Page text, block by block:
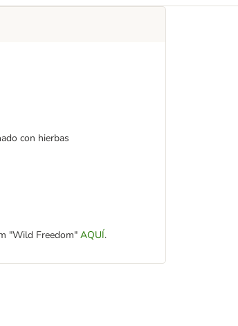
con hierbas
"Wild Freedom" AQUÍ.